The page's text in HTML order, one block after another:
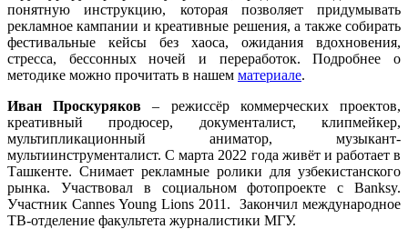
понятную инструкцию, которая позволяет придумывать
рекламное кампании и креативные решения, а также собирать
фестивальные кейсы без хаоса, ожидания вдохновения,
стресса, бессонных ночей и переработок. Подробнее о
методике можно прочитать в нашем материале.
Иван Проскуряков – режиссёр коммерческих проектов,
креативный продюсер, документалист, клипмейкер,
мультипликационный аниматор, музыкант-
мультиинструменталист. С марта 2022 года живёт и работает в
Ташкенте. Снимает рекламные ролики для узбекистанского
рынка. Участвовал в социальном фотопроекте с Banksy.
Участник Cannes Young Lions 2011. Закончил международное
ТВ-отделение факультета журналистики МГУ.